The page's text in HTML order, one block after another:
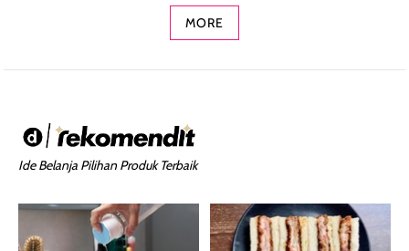
MORE
Ide Belanja Pilihan Produk Terbaik